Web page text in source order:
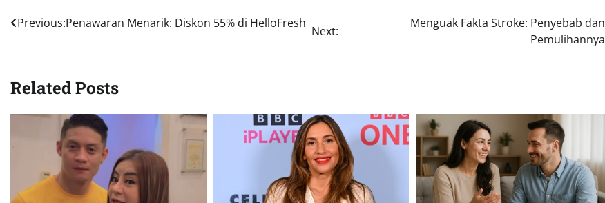
Navigasi
Previous:Penawaran Menarik: Diskon 55% di HelloFresh
Next:
Menguak Fakta Stroke: Penyebab dan
Pemulihannya
Related Posts